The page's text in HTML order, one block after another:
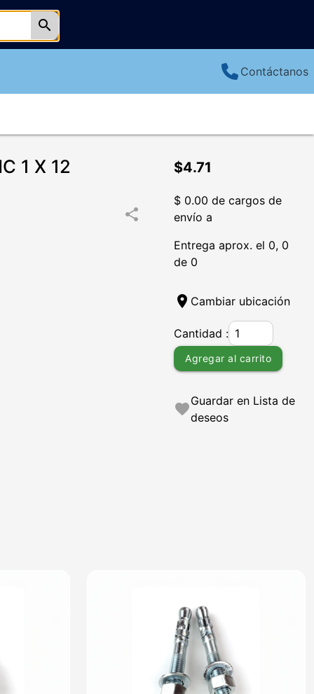
search
Contáctanos
1 X 12
share
$4.71
$ 0.00 de cargos de
envío a
Entrega aprox. el 0, 0
de 0
location_on Cambiar ubicación
Cantidad :
Agregar al carrito
favoriteGuardar en Lista de
deseos